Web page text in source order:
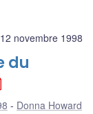
12 novembre 1998
du
Donna Howard